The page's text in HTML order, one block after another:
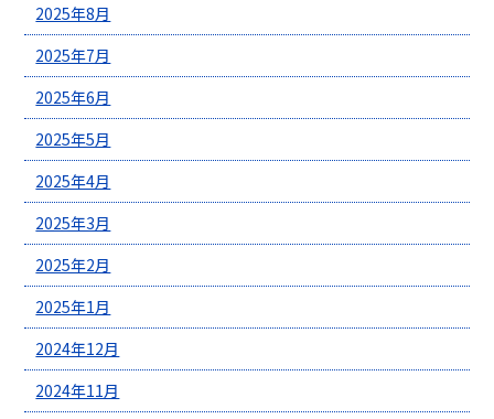
2025年8月
2025年7月
2025年6月
2025年5月
2025年4月
2025年3月
2025年2月
2025年1月
2024年12月
2024年11月